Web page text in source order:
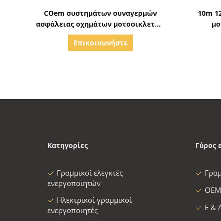
COem συστημάτων συναγερμών
ασφάλειας οχημάτων μοτοσικλετών
IP66 αδιάβροχος
Επικοινωνήστε
10m
Κατηγορίες
Γραμμικοί ελεγκτές
ενεργοποιητών
Ηλεκτρικοί γραμμικοί
ενεργοποιητές
Γύρος
Ε &